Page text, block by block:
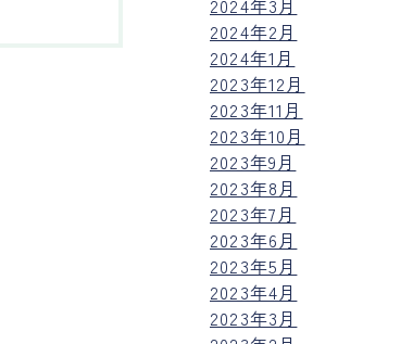
2024年3月
2024年2月
2024年1月
2023年12月
2023年11月
2023年10月
2023年9月
2023年8月
2023年7月
2023年6月
2023年5月
2023年4月
2023年3月